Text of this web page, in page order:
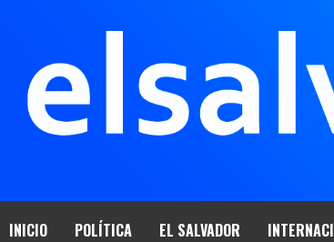
INICIO POLÍTICA EL SALVADOR